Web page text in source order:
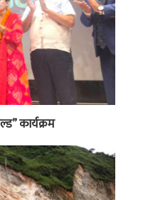
कार्यक्रम